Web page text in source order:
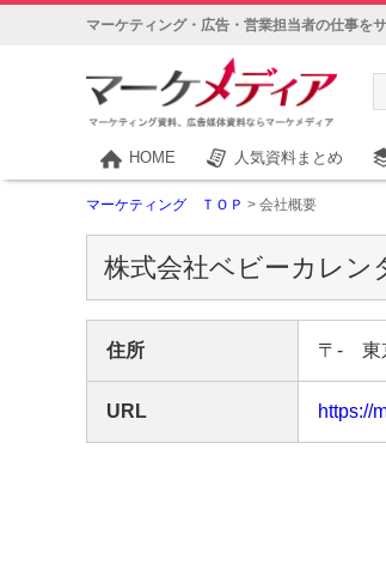
マーケティング・広告・営業担当者の仕事を
HOME 人気資料まとめ
マーケティング ＴＯＰ > 会社概要
株式会社ベビーカレン
住所 〒- 東
URL https://